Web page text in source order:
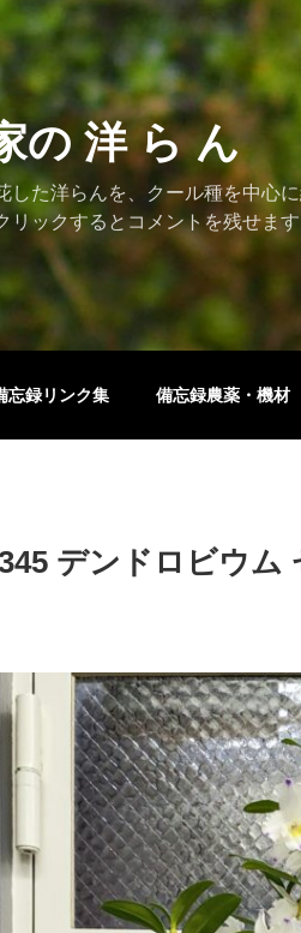
の 洋 ら ん
した洋らんを、クール種を中心に
リックするとコメントを残せます
忘録リンク集 備忘録農薬・機材
デンドロビウム